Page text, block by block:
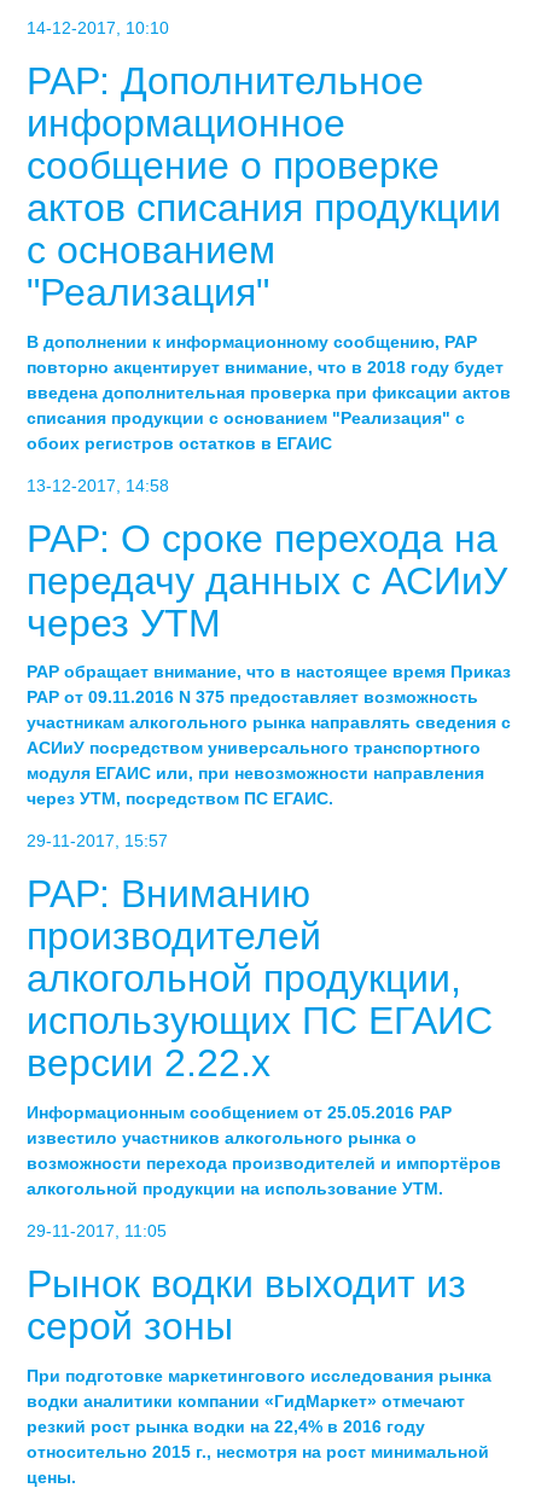
14-12-2017, 10:10
РАР: Дополнительное
информационное
сообщение о проверке
актов списания продукции
с основанием
"Реализация"
В дополнении к информационному сообщению, РАР
повторно акцентирует внимание, что в 2018 году будет
введена дополнительная проверка при фиксации актов
списания продукции с основанием "Реализация" с
обоих регистров остатков в ЕГАИС
13-12-2017, 14:58
РАР: О сроке перехода на
передачу данных с АСИиУ
через УТМ
РАР ​обращает внимание, что в настоящее время Приказ
РАР от 09.11.2016 N 375 предоставляет возможность
участникам алкогольного рынка направлять сведения с
АСИиУ посредством универсального транспортного
модуля ЕГАИС или, при невозможности направления
через УТМ, посредством ПС ЕГАИС.
29-11-2017, 15:57
РАР: Вниманию
производителей
алкогольной продукции,
использующих ПС ЕГАИС
версии 2.22.x
Информационным сообщением от 25.05.2016 РАР
известило участников алкогольного рынка о
возможности перехода производителей и импортёров
алкогольной продукции на использование УТМ.
29-11-2017, 11:05
Рынок водки выходит из
серой зоны
При подготовке маркетингового исследования рынка
водки аналитики компании «ГидМаркет» отмечают
резкий рост рынка водки на 22,4% в 2016 году
относительно 2015 г., несмотря на рост минимальной
цены.